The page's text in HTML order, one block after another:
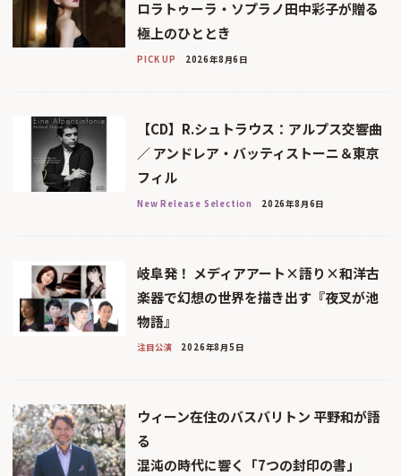
ロラトゥーラ・ソプラノ田中彩子が贈る
極上のひととき
PICK UP 2026年8月6日
【CD】R.シュトラウス：アルプス交響曲
／ アンドレア・バッティストーニ＆東京
フィル
New Release Selection 2026年8月6日
岐阜発！ メディアアート×語り×和洋古
楽器で幻想の世界を描き出す『夜叉が池
物語』
注目公演 2026年8月5日
ウィーン在住のバスバリトン 平野和が語
る
混沌の時代に響く「7つの封印の書」